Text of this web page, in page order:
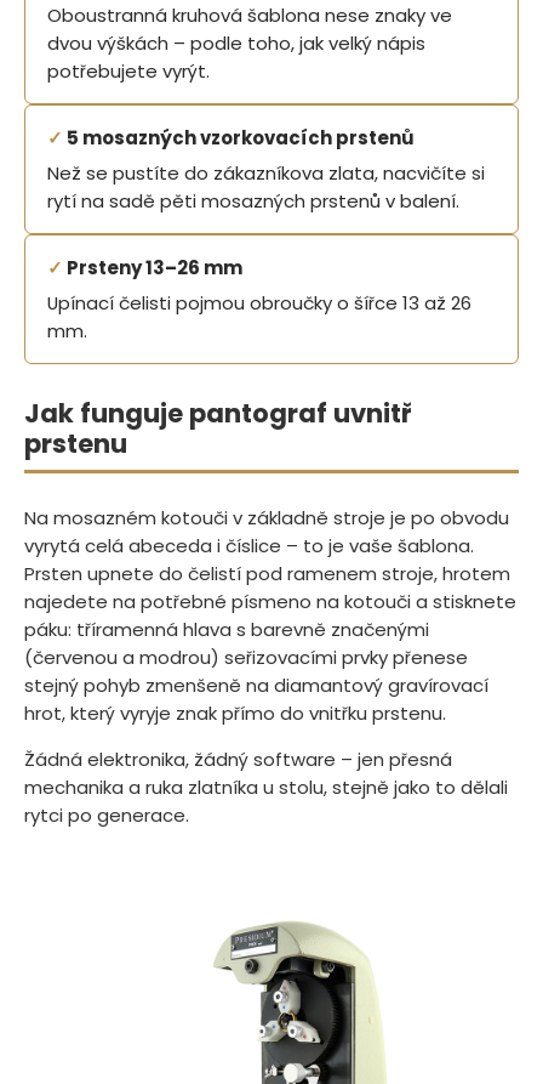
Oboustranná kruhová šablona nese znaky ve
dvou výškách – podle toho, jak velký nápis
potřebujete vyrýt.
✓ 5 mosazných vzorkovacích prstenů
Než se pustíte do zákazníkova zlata, nacvičíte si
rytí na sadě pěti mosazných prstenů v balení.
✓ Prsteny 13–26 mm
Upínací čelisti pojmou obroučky o šířce 13 až 26
mm.
Jak funguje pantograf uvnitř
prstenu
Na mosazném kotouči v základně stroje je po obvodu
vyrytá celá abeceda i číslice – to je vaše šablona.
Prsten upnete do čelistí pod ramenem stroje, hrotem
najedete na potřebné písmeno na kotouči a stisknete
páku: tříramenná hlava s barevně značenými
(červenou a modrou) seřizovacími prvky přenese
stejný pohyb zmenšeně na diamantový gravírovací
hrot, který vyryje znak přímo do vnitřku prstenu.
Žádná elektronika, žádný software – jen přesná
mechanika a ruka zlatníka u stolu, stejně jako to dělali
rytci po generace.